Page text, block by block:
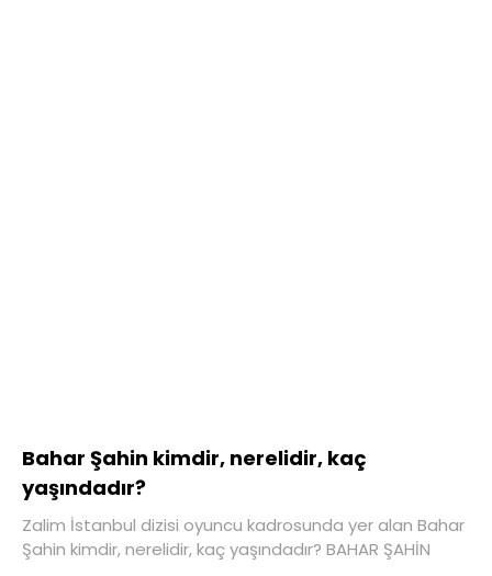
Bahar Şahin kimdir, nerelidir, kaç
yaşındadır?
Zalim İstanbul dizisi oyuncu kadrosunda yer alan Bahar
Şahin kimdir, nerelidir, kaç yaşındadır? BAHAR ŞAHİN